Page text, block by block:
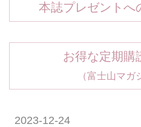
本誌プレゼントへ
お得な定期購
（富士山マガ
2023-12-24